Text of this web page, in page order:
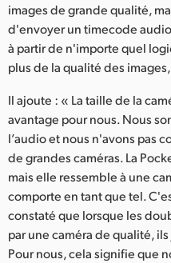
images de grande qualité,
d'envoyer un timecode
à partir de n'importe quel
plus de la qualité des
Il ajoute : « La taille de la
avantage pour nous. Nous
l’audio et nous n'avons pas
de grandes caméras. La
mais elle ressemble à une
comporte en tant que tel.
constaté que lorsque les
par une caméra de qualité,
Pour nous, cela signifie que